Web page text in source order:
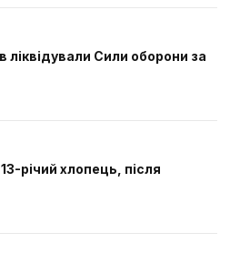
ліквідували Сили оборони за
річий хлопець, після